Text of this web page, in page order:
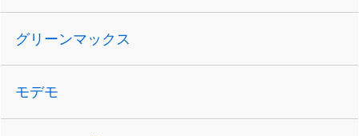
グリーンマックス
モデモ